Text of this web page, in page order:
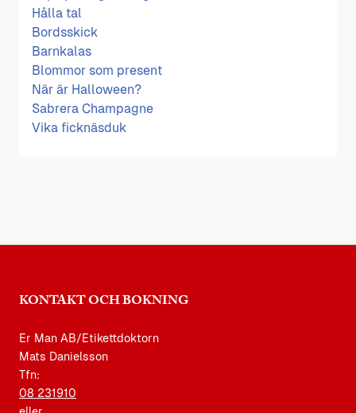
Hålla tal
Bordsskick
Barnkalas
Blommor som present
När är Halloween?
Sabrera Champagne
Vika ficknäsduk
KONTAKT OCH BOKNING
Er Man AB/Etikettdoktorn
Mats Danielsson
Tfn:
08 231910